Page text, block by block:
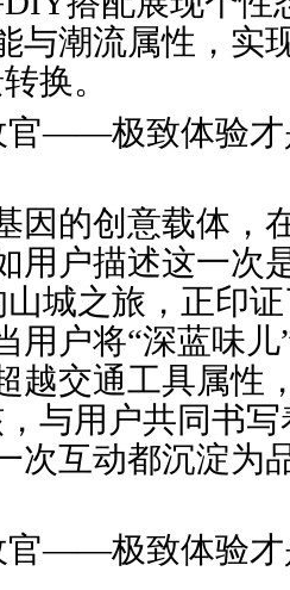
与潮流属性，实
换。
因的创意载体，
用户描述这一次
城之旅，正印
用户将“深蓝味
越交通工具属性
与用户共同书
次互动都沉淀为